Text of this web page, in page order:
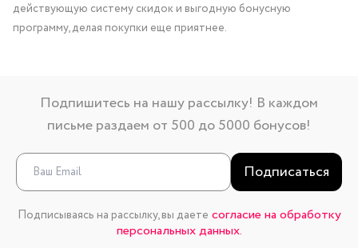
действующую систему скидок и выгодную бонусную
программу, делая покупки еще приятнее.
Подпишитесь на нашу рассылку! В каждом
письме раздаем от 500 до 5000 бонусов!
Подписаться
Подписываясь на рассылку, вы даете согласие на обработку
персональных данных.